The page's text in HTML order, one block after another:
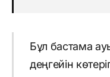
Бұл бастама
деңгейін